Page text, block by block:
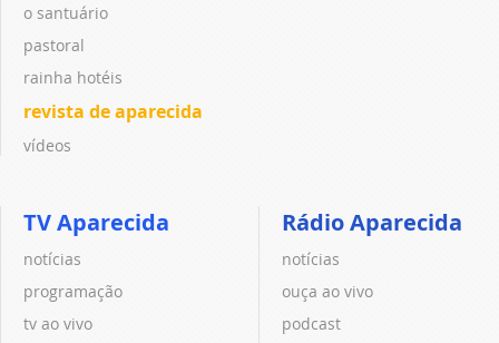
o santuário
pastoral
rainha hotéis
revista de aparecida
vídeos
TV Aparecida
notícias
programação
tv ao vivo
Rádio Aparecida
notícias
ouça ao vivo
podcast